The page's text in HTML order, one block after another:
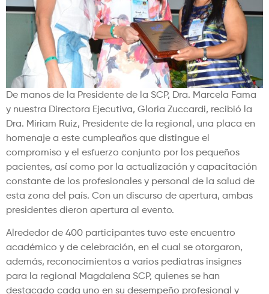
De manos de la Presidente de la SCP, Dra. Marcela Fama
y nuestra Directora Ejecutiva, Gloria Zuccardi, recibió la
Dra. Miriam Ruiz, Presidente de la regional, una placa en
homenaje a este cumpleaños que distingue el
compromiso y el esfuerzo conjunto por los pequeños
pacientes, así como por la actualización y capacitación
constante de los profesionales y personal de la salud de
esta zona del país. Con un discurso de apertura, ambas
presidentes dieron apertura al evento.
Alrededor de 400 participantes tuvo este encuentro
académico y de celebración, en el cual se otorgaron,
además, reconocimientos a varios pediatras insignes
para la regional Magdalena SCP, quienes se han
destacado cada uno en su desempeño profesional y